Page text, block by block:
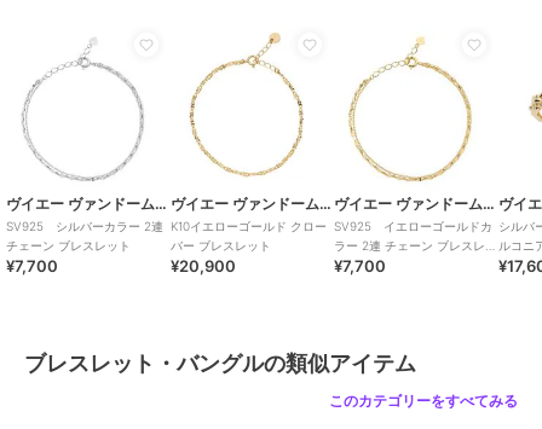
サイズ ONESIZE
SV925(ピンクゴールドメッキ)
商品のお取り扱い方法
特徴
アクセサリー・ヘアアクセサリー
ピンクゴールド系
/
その他モチー
フアクセ/ シルバー925/パーテ
ィー・結婚式・二次会
/ セレモニ
ー・入学式・卒業式
フアクセ/シルバー925/パーテ
ヴイエー ヴァンドーム青山
SV925 シルバーカラー 2連
チェーン ブレスレット
¥7,700
ヴイエー ヴァンドーム青山
K10イエローゴールド クロー
バー ブレスレット
¥20,900
ヴイエー ヴァンドーム青山
SV925 イエローゴールドカ
ラー 2連 チェーン ブレスレッ
ト
¥7,700
シルバ
ルコニ
ブレスレット・バングルの類似アイテム
このカテゴリーをすべてみる